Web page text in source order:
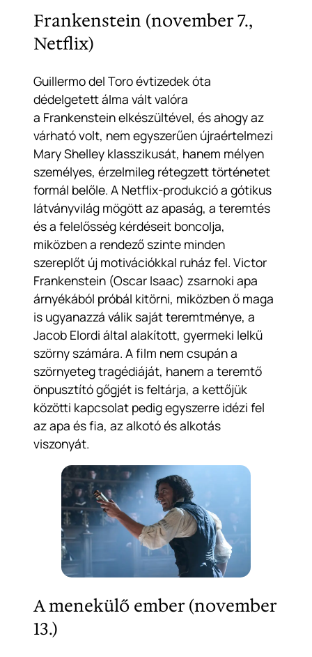
Frankenstein (november 7.,
Netflix)
Guillermo del Toro évtizedek óta
dédelgetett álma vált valóra
a Frankensteinelkészültével, és ahogy az
várható volt, nem egyszerűen újraértelmezi
Mary Shelley klasszikusát, hanem mélyen
személyes, érzelmileg rétegzett történetet
formál belőle. A Netflix-produkció a gótikus
látványvilág mögött az apaság, a teremtés
és a felelősség kérdéseit boncolja,
miközben a rendező szinte minden
szereplőt új motivációkkal ruház fel. Victor
Frankenstein (Oscar Isaac) zsarnoki apa
árnyékából próbál kitörni, miközben ő maga
is ugyanazzá válik saját teremtménye, a
Jacob Elordi által alakított, gyermeki lelkű
szörny számára. A film nem csupán a
szörnyeteg tragédiáját, hanem a teremtő
önpusztító gőgjét is feltárja, a kettőjük
közötti kapcsolat pedig egyszerre idézi fel
az apa és fia, az alkotó és alkotás
viszonyát.
A menekülő ember (november
13.)